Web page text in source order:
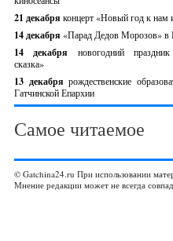
21 декабря концерт «Новый год к нам
14 декабря «Парад Дедов Морозов» в
14 декабря новогодний
сказка»
13 декабрярождественские
Гатчинской Епархии
Самое читаемое
© Gatchina24.ru При использовании
Мнение редакции может не всегда